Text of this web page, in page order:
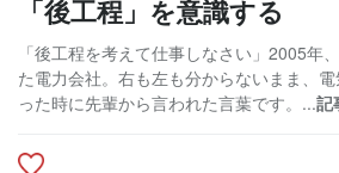
「後工程」を意識する
「後工程を考えて仕事しなさい」2005年
た電力会社。右も左も分からないまま、
った時に先輩から言われた言葉です。...記